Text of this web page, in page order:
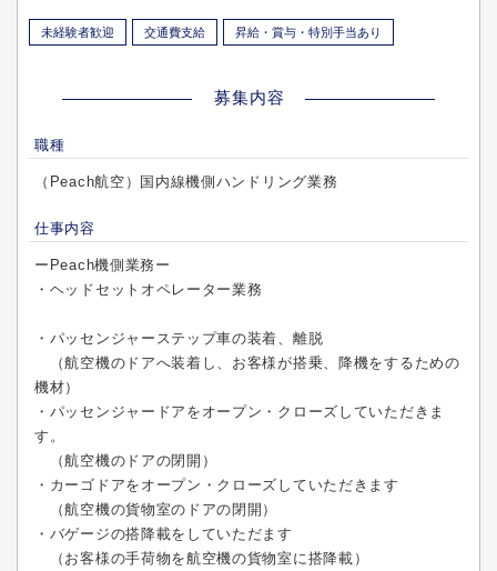
未経験者歓迎 交通費支給 昇給・賞与・特別手当あり
募集内容
職種
（Peach航空）国内線機側ハンドリング業務
仕事内容
ーPeach機側業務ー
・ヘッドセットオペレーター業務
・パッセンジャーステップ車の装着、離脱
（航空機のドアへ装着し、お客様が搭乗、降機をするための
機材）
・パッセンジャードアをオープン・クローズしていただきま
す。
（航空機のドアの閉開）
・カーゴドアをオープン・クローズしていただきます
（航空機の貨物室のドアの閉開）
・バゲージの搭降載をしていただます
（お客様の手荷物を航空機の貨物室に搭降載）